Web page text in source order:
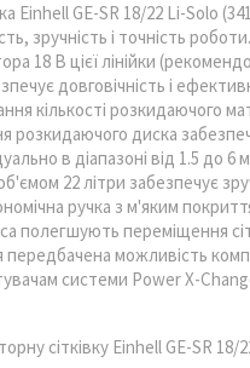
Einhell GE-SR 18/22 Li-Solo
зручність і точність
18 В цієї лінійки
довговічність і
кількості розкидаючого
розкидаючого диска
в діапазоні від 1.5 до
22 літри забезпечує
ручка з м'яким
полегшують переміщення
передбачена можливість
системи Power X-
сітківку Einhell GE-SR